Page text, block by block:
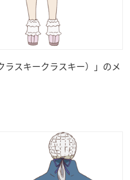
ラスキークラスキー）」のメ